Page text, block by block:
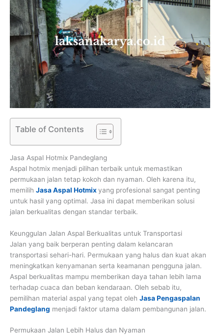
Table of Contents
Jasa Aspal Hotmix Pandeglang
Aspal hotmix menjadi pilihan terbaik untuk memastikan
permukaan jalan tetap kokoh dan nyaman. Oleh karena itu,
memilih Jasa Aspal Hotmixyang profesional sangat penting
untuk hasil yang optimal. Jasa ini dapat memberikan solusi
jalan berkualitas dengan standar terbaik.
Keunggulan Jalan Aspal Berkualitas untuk Transportasi
Jalan yang baik berperan penting dalam kelancaran
transportasi sehari-hari. Permukaan yang halus dan kuat akan
meningkatkan kenyamanan serta keamanan pengguna jalan.
Aspal berkualitas mampu memberikan daya tahan lebih lama
terhadap cuaca dan beban kendaraan. Oleh sebab itu,
pemilihan material aspal yang tepat oleh Jasa Pengaspalan
Pandeglang menjadi faktor utama dalam pembangunan jalan.
Permukaan Jalan Lebih Halus dan Nyaman